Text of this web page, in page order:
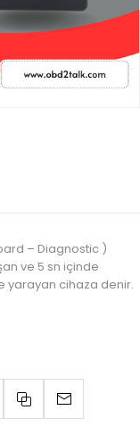
– Diagnostic )
ve 5 sn içinde
yarayan cihaza denir.